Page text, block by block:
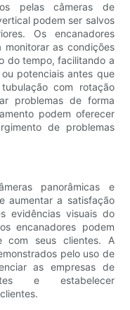
pelas câmeras de
podem ser salvos
Os encanadores
monitorar as condições
do tempo, facilitando a
potenciais antes que
com rotação
problemas de forma
podem oferecer
de problemas
panorâmicas e
aumentar a satisfação
evidências visuais do
encanadores podem
com seus clientes. A
pelo uso de
as empresas de
e estabelecer